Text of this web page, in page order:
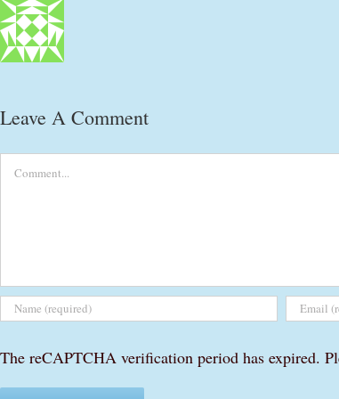
Leave A Comment
The reCAPTCHA verification period has expired.